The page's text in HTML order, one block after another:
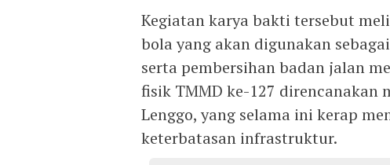
Kegiatan karya bakti tersebut
bola yang akan digunakan
serta pembersihan badan jalan
fisik TMMD ke-127 direncanakan
Lenggo, yang selama ini kerap
keterbatasan infrastruktur.